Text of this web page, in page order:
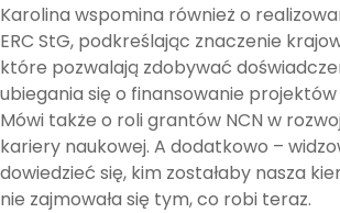
Karolina wspomina również o
ERC StG, podkreślając znaczenie
które pozwalają zdobywać
ubiegania się o finansowanie
Mówi także o roli grantów NCN w
kariery naukowej. A dodatkowo –
dowiedzieć się, kim zostałaby nasza
nie zajmowała się tym, co robi teraz.